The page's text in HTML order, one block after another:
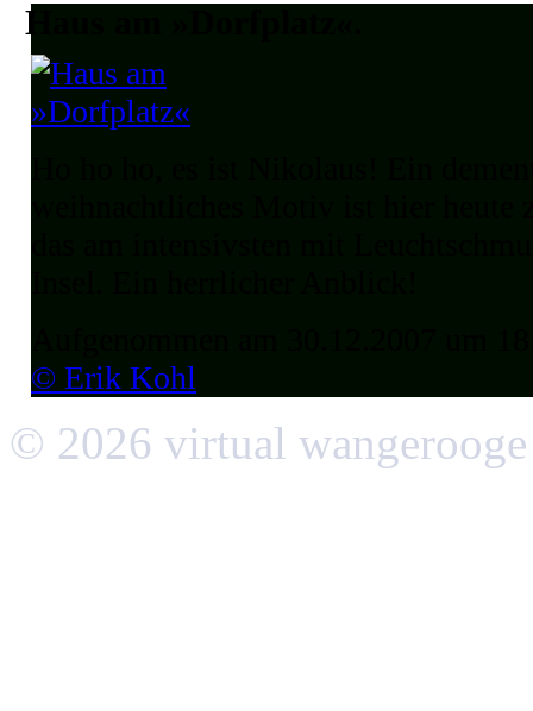
Haus am »Dorfplatz«.
© Erik Kohl
© 2026 virtual wangerooge